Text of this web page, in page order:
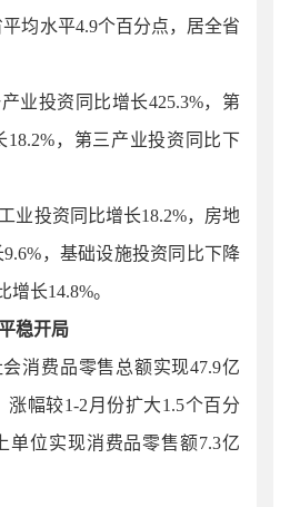
平均水平4.9个百分点，居全省
业投资同比增长425.3%，第
18.2%，第三产业投资同比下
业投资同比增长18.2%， 房地
9.6%，基础设施投资同比下降
增长14.8%。
稳开局
会消费品零售总额实现47.9亿
涨幅较1-2月份扩大1.5个百分
单位实现消费品零售额7.3亿